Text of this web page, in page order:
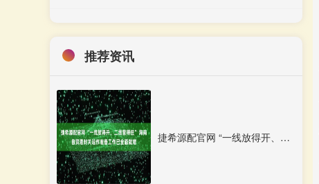
推荐资讯
捷希源配官网 “一线放得开、二线管得住” 海南自贸港封关运作准备工作已全面就绪